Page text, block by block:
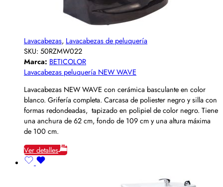
Lavacabezas, Lavacabezas de peluquería
SKU: 50RZMW022
Marca: BETICOLOR
Lavacabezas peluquería NEW WAVE
Lavacabezas NEW WAVE con cerámica basculante en color
blanco. Grifería completa. Carcasa de poliester negro y silla con
formas redondeadas, tapizado en polipiel de color negro. Tiene
una anchura de 62 cm, fondo de 109 cm y una altura máxima
de 100 cm.
Ver detalles